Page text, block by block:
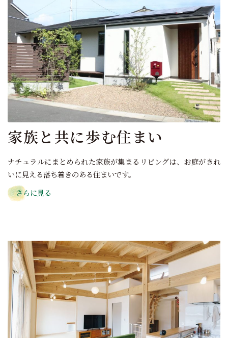
家族と共に歩む住まい
ナチュラルにまとめられた家族が集まるリビングは、お庭がきれ
いに見える落ち着きのある住まいです。
さらに見る